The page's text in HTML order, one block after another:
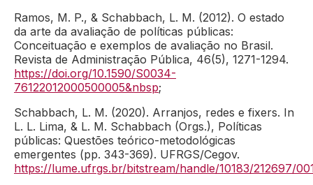
Ramos, M. P., & Schabbach, L. M. (2012). O estado
da arte da avaliação de políticas públicas:
Conceituação e exemplos de avaliação no Brasil.
Revista de Administração Pública, 46(5), 1271-1294.
https://doi.org/10.1590/S0034-
76122012000500005&nbsp;
Schabbach, L. M. (2020). Arranjos, redes e fixers. In
L. L. Lima, & L. M. Schabbach (Orgs.), Políticas
públicas: Questões teórico-metodológicas
emergentes (pp. 343-369). UFRGS/Cegov.
https://lume.ufrgs.br/bitstream/handle/10183/212697/